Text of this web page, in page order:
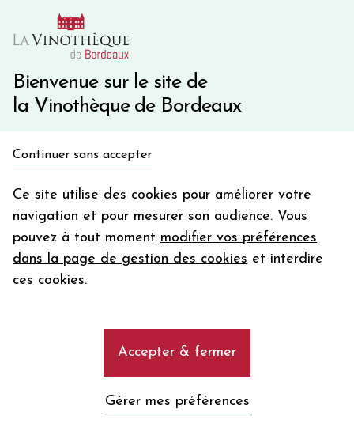
Bienvenue sur le site de
la Vinothèque de Bordeaux
Continuer sans accepter
Ce site utilise des cookies pour améliorer votre
navigation et pour mesurer son audience. Vous
pouvez à tout moment modifier vos préférences
dans la page de gestion des cookies et interdire
ces cookies.
Accepter & fermer
Gérer mes préférences
10€ de remise immédiate sur votre première commande
Une question ?
en bon d'achat
Votre
email
En m’abonnant, j’accepte de recevoir la newsletter de la